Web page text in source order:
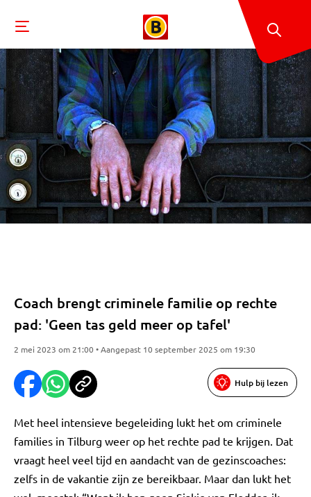
Coach brengt criminele familie op rechte
pad: 'Geen tas geld meer op tafel'
2 mei 2023 om 21:00 • Aangepast 10 september 2025 om 19:30
Hulp bij lezen
Met heel intensieve begeleiding lukt het om criminele
families in Tilburg weer op het rechte pad te krijgen. Dat
vraagt heel veel tijd en aandacht van de gezinscoaches:
zelfs in de vakantie zijn ze bereikbaar. Maar dan lukt het